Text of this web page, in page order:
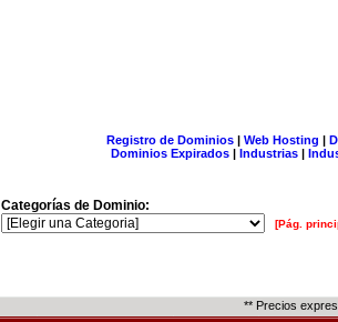
Registro de Dominios| Web Hosting |
Dominios Expirados | Industrias |
Categorías de Dominio:
[Pág.
** Precios